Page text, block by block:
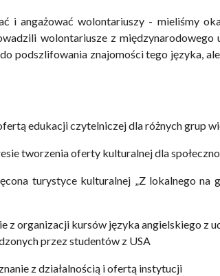
i angażować wolontariuszy - mieliśmy
wolontariusze z międzynarodowego
podszlifowania znajomości tego języka,
edukacji czytelniczej dla różnych grup
tworzenia oferty kulturalnej dla
turystyce kulturalnej „Z lokalnego na
z organizacji kursów języka angielskiego z
przez studentów z USA
z działalnością i ofertą instytucji